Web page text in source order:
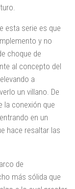
esta serie es que
y no
choque de
al concepto del
a
un villano. De
la conexión que
en un
hace resaltar las
de
más sólida que